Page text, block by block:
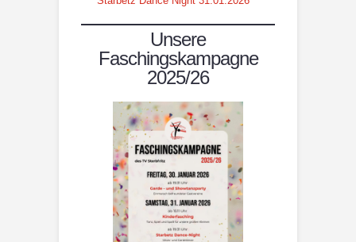
Unsere
Faschingskampagne
2025/26